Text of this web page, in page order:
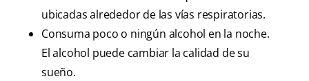
ubicadas alrededor de las vías respiratorias.
Consuma poco o ningún alcohol en la noche.
El alcohol puede cambiar la calidad de su
sueño.